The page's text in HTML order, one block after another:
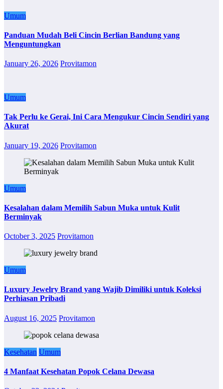
Umum
Panduan Mudah Beli Cincin Berlian Bandung yang
Menguntungkan
January 26, 2026 Provitamon
Umum
Tak Perlu ke Gerai, Ini Cara Mengukur Cincin Sendiri yang
Akurat
January 19, 2026 Provitamon
Umum
Kesalahan dalam Memilih Sabun Muka untuk Kulit
Berminyak
October 3, 2025 Provitamon
Umum
Luxury Jewelry Brand yang Wajib Dimiliki untuk Koleksi
Perhiasan Pribadi
August 16, 2025 Provitamon
Kesehatan Umum
4 Manfaat Kesehatan Popok Celana Dewasa